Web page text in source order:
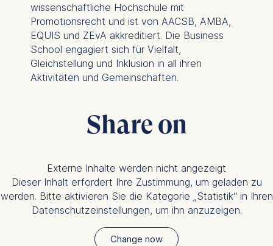
wissenschaftliche Hochschule mit
Promotionsrecht und ist von AACSB, AMBA,
EQUIS und ZEvA akkreditiert. Die Business
School engagiert sich für Vielfalt,
Gleichstellung und Inklusion in all ihren
Aktivitäten und Gemeinschaften.
Share on
Externe Inhalte werden nicht angezeigt
Dieser Inhalt erfordert Ihre Zustimmung, um geladen zu
werden. Bitte aktivieren Sie die Kategorie „Statistik“ in Ihren
Datenschutzeinstellungen, um ihn anzuzeigen.
Change now
Cookies that submit
anonymous activity data to
analytics software. This
data helps us improve our
website.
Cookies contained in